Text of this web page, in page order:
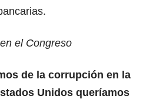
el Congreso
de la corrupción en la
Unidos queríamos